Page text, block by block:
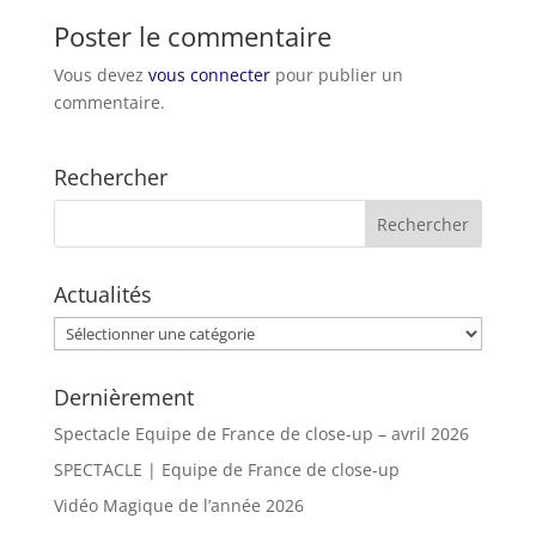
Poster le commentaire
Vous devez vous connecterpour publier un
commentaire.
Rechercher
Actualités
Actualités
Dernièrement
Spectacle Equipe de France de close-up – avril 2026
SPECTACLE | Equipe de France de close-up
Vidéo Magique de l’année 2026